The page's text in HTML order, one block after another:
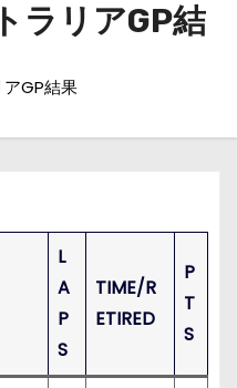
ラリアGP結
GP結果
L
A
P
S
TIME/R
ETIRED
P
T
S